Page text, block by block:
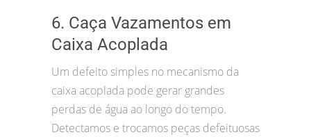
6. Caça Vazamentos em
Caixa Acoplada
Um defeito simples no mecanismo da
caixa acoplada pode gerar grandes
perdas de água ao longo do tempo.
Detectamos e trocamos peças defeituosas